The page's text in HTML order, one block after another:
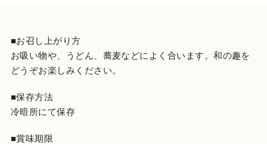
■お召し上がり方
お吸い物や、うどん、蕎麦などによく合います。和の趣を
どうぞお楽しみください。
■保存方法
冷暗所にて保存
■賞味期限